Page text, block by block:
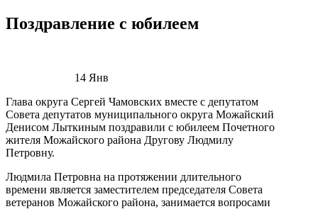
Поздравление с юбилеем
14 Янв
Глава округа Сергей Чамовских вместе с депутатом
Совета депутатов муниципального округа Можайский
Денисом Лыткиным поздравили с юбилеем Почетного
жителя Можайского района Другову Людмилу
Петровну.
Людмила Петровна на протяжении длительного
времени является заместителем председателя Совета
ветеранов Можайского района, занимается вопросами